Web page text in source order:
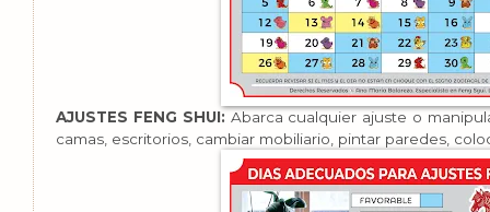
AJUSTES FENG SHUI: Abarca cualquier ajuste o
camas, escritorios, cambiar mobiliario, pintar paredes,